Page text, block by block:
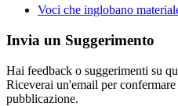
Voci che inglobano
Invia un Suggerimento
Hai feedback o suggerimenti su
Riceverai un'email per
pubblicazione.